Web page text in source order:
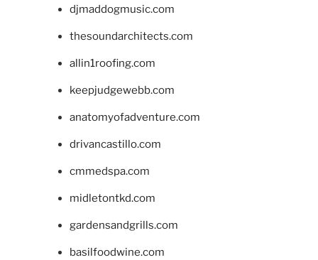
djmaddogmusic.com
thesoundarchitects.com
allin1roofing.com
keepjudgewebb.com
anatomyofadventure.com
drivancastillo.com
cmmedspa.com
midletontkd.com
gardensandgrills.com
basilfoodwine.com